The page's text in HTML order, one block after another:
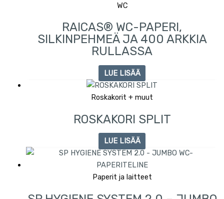
WC
RAICAS® WC-PAPERI,
SILKINPEHMEÄ JA 400 ARKKIA
RULLASSA
LUE LISÄÄ
Roskakorit + muut
ROSKAKORI SPLIT
LUE LISÄÄ
Paperit ja laitteet